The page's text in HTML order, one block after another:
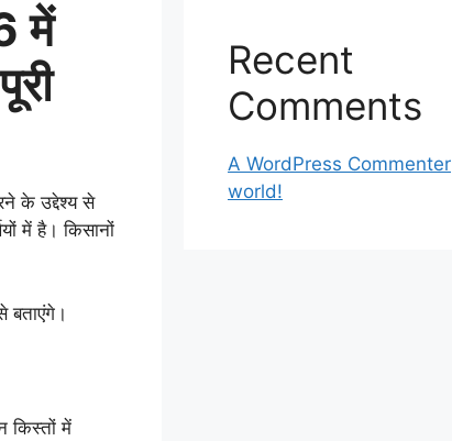
में
के उद्देश्य से
में है। किसानों
बताएंगे।
किस्तों में
Recent
Comments
A WordPress Commenter
world!